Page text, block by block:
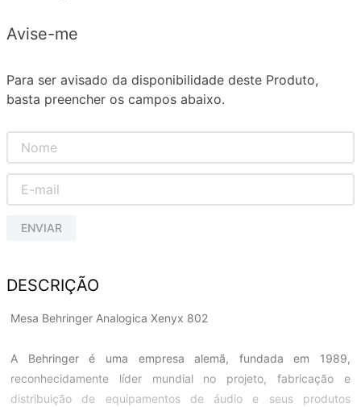
Avise-me
Para ser avisado da disponibilidade deste Produto,
basta preencher os campos abaixo.
ENVIAR
DESCRIÇÃO
Mesa Behringer Analogica Xenyx 802
A Behringer é uma empresa alemã, fundada em 1989,
reconhecidamente líder mundial no projeto, fabricação e
distribuição de equipamentos de áudio e seus produtos